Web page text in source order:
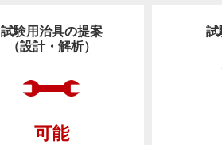
試験用治具の提案
（設計・解析）
可能
試